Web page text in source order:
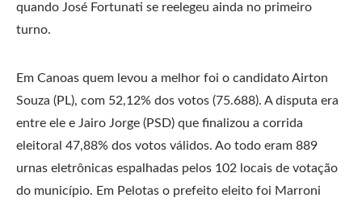
quando José Fortunati se reelegeu ainda no primeiro
turno.
Em Canoas quem levou a melhor foi o candidato Airton
Souza (PL), com 52,12% dos votos (75.688). A disputa era
entre ele e Jairo Jorge (PSD) que finalizou a corrida
eleitoral 47,88% dos votos válidos. Ao todo eram 889
urnas eletrônicas espalhadas pelos 102 locais de votação
do município. Em Pelotas o prefeito eleito foi Marroni